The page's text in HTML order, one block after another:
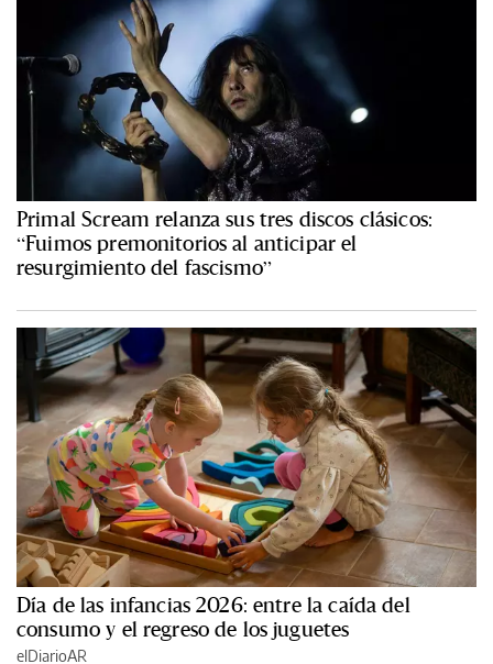
Primal Scream relanza sus tres discos clásicos:
“Fuimos premonitorios al anticipar el
resurgimiento del fascismo”
Día de las infancias 2026: entre la caída del
consumo y el regreso de los juguetes
elDiarioAR